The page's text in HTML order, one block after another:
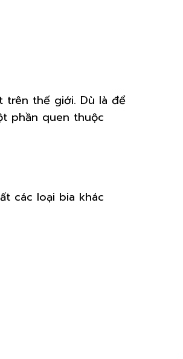
thế giới. Dù là để
phần quen thuộc
các loại bia khác